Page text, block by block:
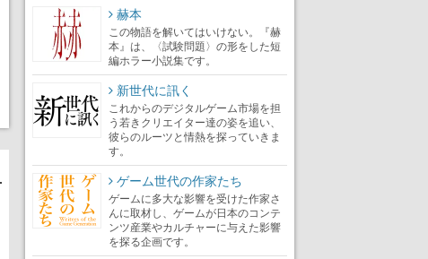
赫本
この物語を解いてはいけない。『赫
本』は、〈試験問題〉の形をした短
編ホラー小説集です。
新世代に訊く
これからのデジタルゲーム市場を担
う若きクリエイター達の姿を追い、
彼らのルーツと情熱を探っていきま
す。
ゲーム世代の作家たち
ゲームに多大な影響を受けた作家さ
んに取材し、ゲームが日本のコンテ
ンツ産業やカルチャーに与えた影響
を探る企画です。